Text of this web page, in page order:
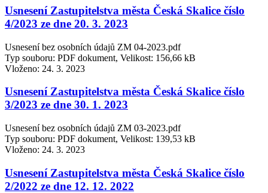
Usnesení Zastupitelstva města Česká Skalice číslo
4/2023 ze dne 20. 3. 2023
Usnesení bez osobních údajů ZM 04-2023.pdf
Typ souboru: PDF dokument, Velikost: 156,66 kB
Vloženo: 24. 3. 2023
Usnesení Zastupitelstva města Česká Skalice číslo
3/2023 ze dne 30. 1. 2023
Usnesení bez osobních údajů ZM 03-2023.pdf
Typ souboru: PDF dokument, Velikost: 139,53 kB
Vloženo: 24. 3. 2023
Usnesení Zastupitelstva města Česká Skalice číslo
2/2022 ze dne 12. 12. 2022